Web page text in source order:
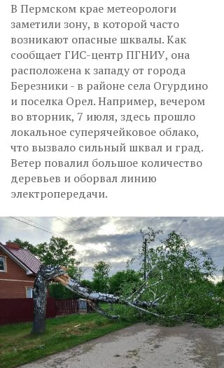
В Пермском крае метеорологи
заметили зону, в которой часто
возникают опасные шквалы. Как
сообщает ГИС-центр ПГНИУ, она
расположена к западу от города
Березники - в районе села Огурдино
и поселка Орел. Например, вечером
во вторник, 7 июля, здесь прошло
локальное суперячейковое облако,
что вызвало сильный шквал и град.
Ветер повалил большое количество
деревьев и оборвал линию
электропередачи.